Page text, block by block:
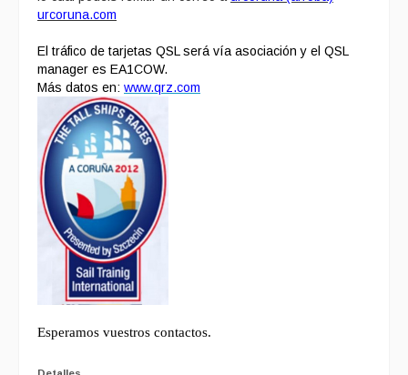
urcoruna.com
El tráfico de tarjetas QSL será vía asociación y el QSL
manager es EA1COW.
Más datos en: www.qrz.com
Esperamos vuestros contactos.